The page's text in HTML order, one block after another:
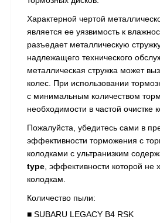
Характерной чертой
является ее уязвимость к
разъедает металлическую
надлежащего технического
металлическая стружка может
колес. При использовании
с минимальным количеством
необходимости в частой очистке
Пожалуйста, убедитесь сами в
эффективности торможения с
колодками с ультранизким
type , эффективности которой не
колодкам.
Количество пыли:
■ SUBARU LEGACY B4 RSK